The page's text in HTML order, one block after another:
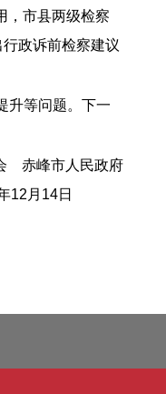
，市县两级检察
政诉前检察建议
升等问题。下一
赤峰市人民政府
年12月14日